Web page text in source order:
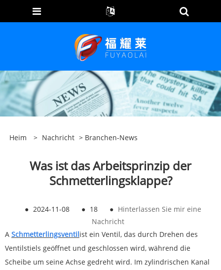
Heim > Nachricht > Branchen-News
Was ist das Arbeitsprinzip der
Schmetterlingsklappe?
● 2024-11-08 ● 18 ● Hinterlassen Sie mir eine
Nachricht
A Schmetterlingsventilist ein Ventil, das durch Drehen des
Ventilstiels geöffnet und geschlossen wird, während die
Scheibe um seine Achse gedreht wird. Im zylindrischen Kanal